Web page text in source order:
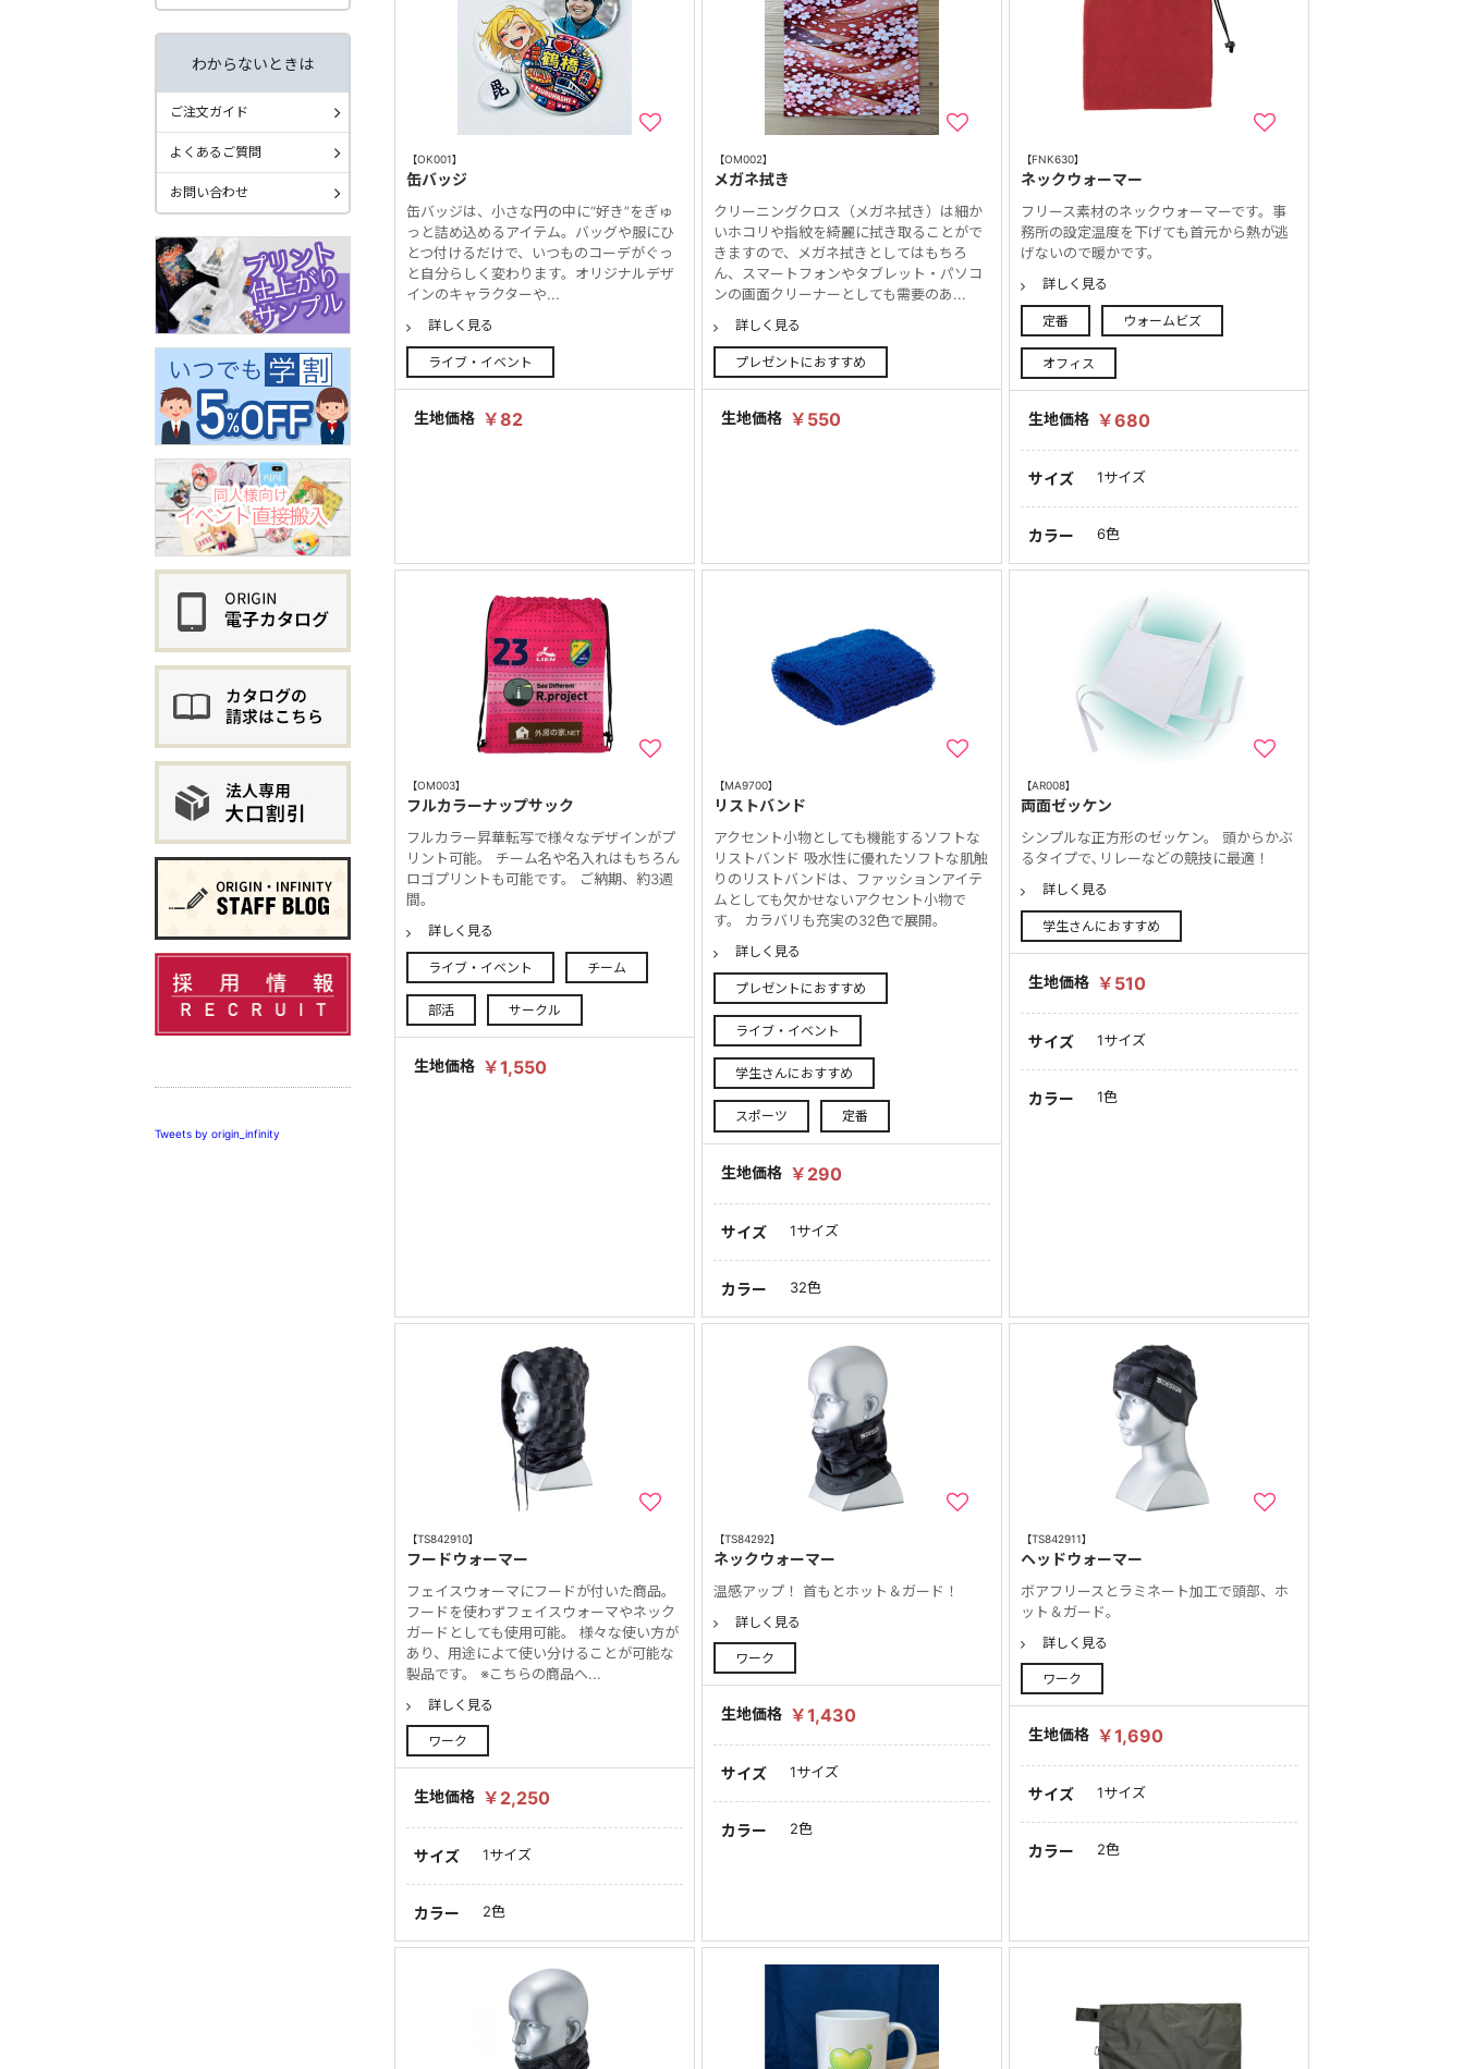
【OK001】
缶バッジ
缶バッジは、小さな円の中に“好き”をぎゅ
っと詰め込めるアイテム。バッグや服にひ
とつ付けるだけで、いつものコーデがぐっ
と自分らしく変わります。オリジナルデザ
インのキャラクターや...
詳しく見る
ライブ・イベント
生地価格 ￥82
【OM002】
メガネ拭き
クリーニングクロス（メガネ拭き）は細か
いホコリや指紋を綺麗に拭き取ることがで
きますので、メガネ拭きとしてはもちろ
ん、スマートフォンやタブレット・パソコ
ンの画面クリーナーとしても需要のあ...
詳しく見る
プレゼントにおすすめ
生地価格 ￥550
【FNK630】
ネックウォーマー
フリース素材のネックウォーマーです。事
務所の設定温度を下げても首元から熱が逃
げないので暖かです。
詳しく見る
定番 ウォームビズ
オフィス
生地価格 ￥680
サイズ 1サイズ
カラー 6色
【OM003】
フルカラーナップサック
フルカラー昇華転写で様々なデザインがプ
リント可能。 チーム名や名入れはもちろん
ロゴプリントも可能です。 ご納期、約3週
間。
詳しく見る
ライブ・イベント チーム
部活 サークル
生地価格 ￥1,550
【MA9700】
リストバンド
アクセント小物としても機能するソフトな
リストバンド 吸水性に優れたソフトな肌触
りのリストバンドは、ファッションアイテ
ムとしても欠かせないアクセント小物で
す。 カラバリも充実の32色で展開。
詳しく見る
プレゼントにおすすめ
ライブ・イベント
学生さんにおすすめ
スポーツ 定番
生地価格 ￥290
サイズ 1サイズ
カラー 32色
【AR008】
両面ゼッケン
シンプルな正方形のゼッケン。 頭からかぶ
るタイプで､リレーなどの競技に最適！
詳しく見る
学生さんにおすすめ
生地価格 ￥510
サイズ 1サイズ
カラー 1色
【TS842910】
フードウォーマー
フェイスウォーマにフードが付いた商品。
フードを使わずフェイスウォーマやネック
ガードとしても使用可能。 様々な使い方が
あり、用途によて使い分けることが可能な
製品です。 ※こちらの商品へ...
詳しく見る
ワーク
生地価格 ￥2,250
サイズ 1サイズ
カラー 2色
【TS84292】
ネックウォーマー
温感アップ！ 首もとホット＆ガード！
詳しく見る
ワーク
生地価格 ￥1,430
サイズ 1サイズ
カラー 2色
【TS842911】
ヘッドウォーマー
ボアフリースとラミネート加工で頭部、ホ
ット＆ガード。
詳しく見る
ワーク
生地価格 ￥1,690
サイズ 1サイズ
カラー 2色
わからないときは
ご注文ガイド
よくあるご質問
お問い合わせ
Tweets by origin_infinity